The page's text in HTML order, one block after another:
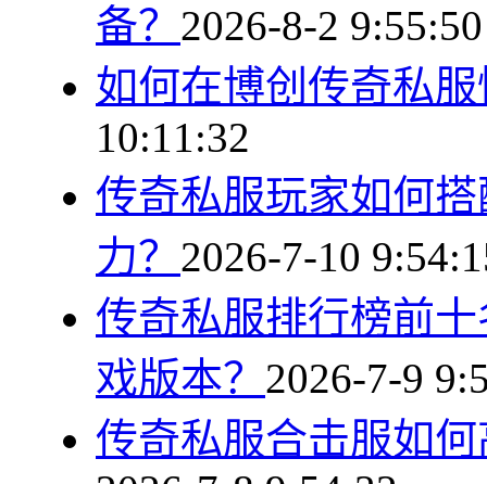
备？ 2026-8-2 9:55:50
如何在博创传奇私
10:11:32
传奇私服玩家如何
力？ 2026-7-10
传奇私服排行榜前
戏版本？ 2026-7-9
传奇私服合击服如